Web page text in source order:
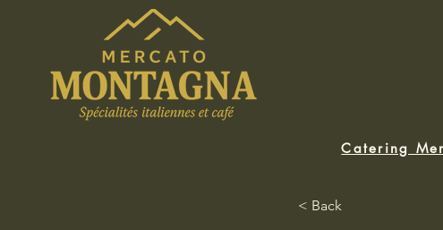
Catering
< Back